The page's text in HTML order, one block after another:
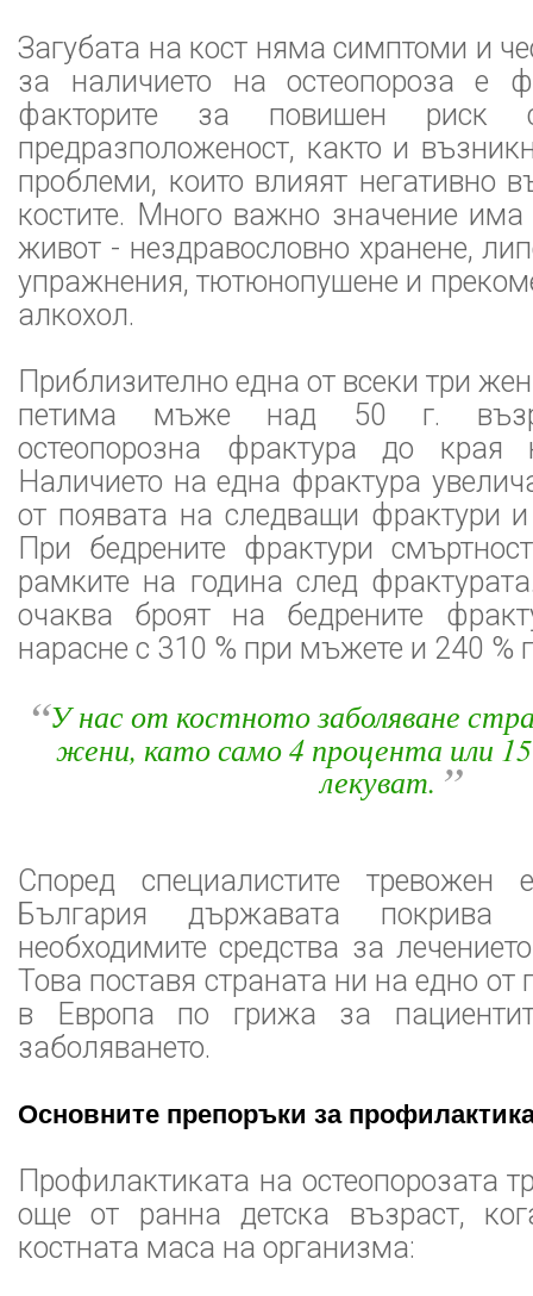
Загубата на кост няма симптоми и
за наличието на остеопороза е
факторите за повишен риск
предразположеност, както и
проблеми, които влияят негативно
костите. Много важно значение
живот - нездравословно хранене,
упражнения, тютюнопушене и
алкохол.
Приблизително една от всеки три
петима мъже над 50 г.
остеопорозна фрактура до
Наличието на една фрактура
от появата на следващи фрактури
При бедрените фрактури
рамките на година след
очаква броят на бедрените
нарасне с 310 % при мъжете и 240 %
“У нас от костното заболяване
жени, като само 4 процента или
лекуват. ”
Според специалистите
България държавата
необходимите средства за
Това поставя страната ни на едно от
в Европа по грижа за
заболяването.
Основните препоръки за
Профилактиката на остеопорозата
още от ранна детска възраст,
костната маса на организма: